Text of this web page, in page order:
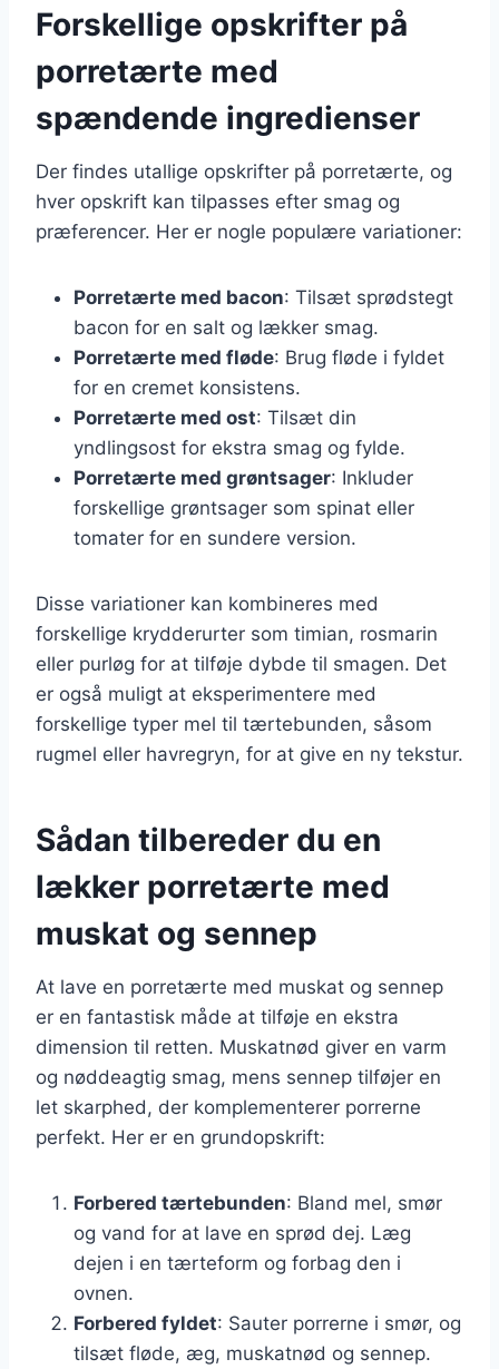
Forskellige opskrifter på
porretærte med
spændende ingredienser
Der findes utallige opskrifter på porretærte, og
hver opskrift kan tilpasses efter smag og
præferencer. Her er nogle populære variationer:
Porretærte med bacon: Tilsæt sprødstegt
bacon for en salt og lækker smag.
Porretærte med fløde: Brug fløde i fyldet
for en cremet konsistens.
Porretærte med ost: Tilsæt din
yndlingsost for ekstra smag og fylde.
Porretærte med grøntsager: Inkluder
forskellige grøntsager som spinat eller
tomater for en sundere version.
Disse variationer kan kombineres med
forskellige krydderurter som timian, rosmarin
eller purløg for at tilføje dybde til smagen. Det
er også muligt at eksperimentere med
forskellige typer mel til tærtebunden, såsom
rugmel eller havregryn, for at give en ny tekstur.
Sådan tilbereder du en
lækker porretærte med
muskat og sennep
At lave en porretærte med muskat og sennep
er en fantastisk måde at tilføje en ekstra
dimension til retten. Muskatnød giver en varm
og nøddeagtig smag, mens sennep tilføjer en
let skarphed, der komplementerer porrerne
perfekt. Her er en grundopskrift:
Forbered tærtebunden: Bland mel, smør
og vand for at lave en sprød dej. Læg
dejen i en tærteform og forbag den i
ovnen.
Forbered fyldet: Sauter porrerne i smør, og
tilsæt fløde, æg, muskatnød og sennep.